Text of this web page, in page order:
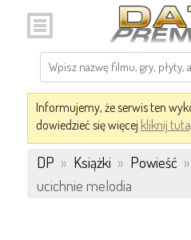
Informujemy, że serwis ten
dowiedzieć się więcej kliknij
DP » Książki » Powieść »
ucichnie melodia